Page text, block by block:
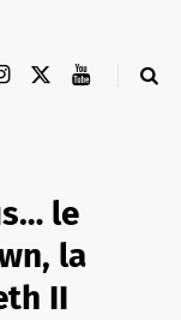
le
la
II